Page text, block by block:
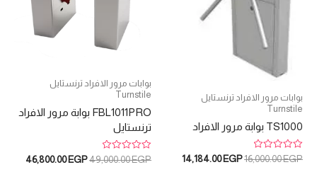
بوابات مرور الافراد ترنستايل
Turnstile
TS1000 بوابة مرور الافراد
تم
16,000.00EGP
السعر14,184.00 EGP
السعر
بوابات مرور الافراد ترنستايل
Turnstile
FBL1011PRO بوابة مرور الافراد
ترنستايل
تم
التقييم
49,000.00EGP
السعر46,800.00 EGP